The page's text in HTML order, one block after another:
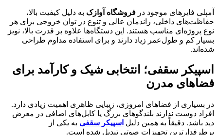
آمپلی فایرهای موجود در فروشگاه آوازک به دلیل کیفیت بالا،
حفاظت‌های داخلی، راندمان عالی و تنوع در توان خروجی برای هر
نوع پروژه‌ای مناسب هستند. این دستگاه‌ها علاوه بر قدرت بالا، نویز
بسیار کم و طول‌عمر زیاد دارند و برای استفاده مداوم طراحی
شده‌اند.
اسپیکر سقفی؛ انتخابی شیک و کارآمد برای
فضاهای مدرن
در بسیاری از فضاهای امروزی، زیبایی ظاهری اهمیت زیادی دارد.
افراد دوست ندارند بلندگوهای بزرگ یا کابل‌های اضافی در معرض
دید باشد. دقیقاً به همین دلیل اسپیکر سقفی به یکی از
پرطرفدارترین تجهیزات صوتی تبدیل شده است.